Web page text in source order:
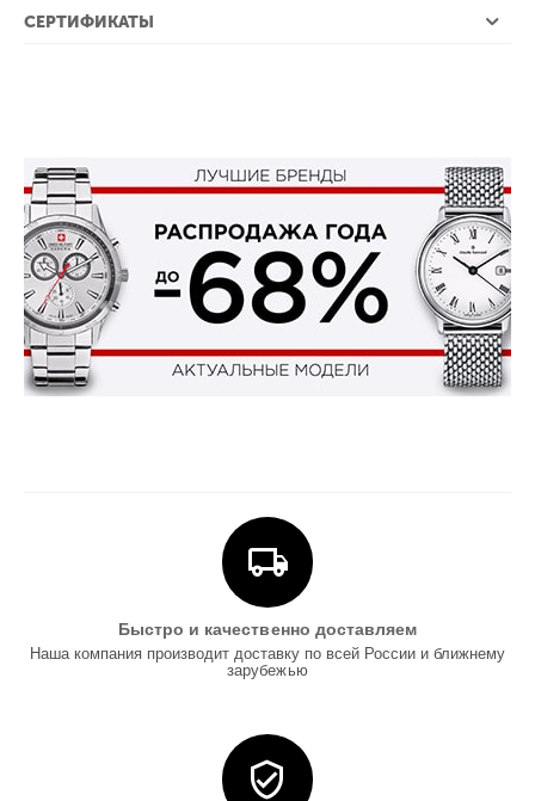
СЕРТИФИКАТЫ
Быстро и качественно доставляем
Наша компания производит доставку по всей России и ближнему
зарубежью